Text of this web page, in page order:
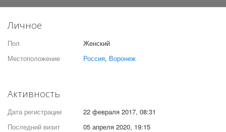
Личное
Пол
Женский
Местоположение
Россия, Воронеж
Активность
Дата регистрации
22 февраля 2017, 08:31
Последний визит
05 апреля 2020, 19:15